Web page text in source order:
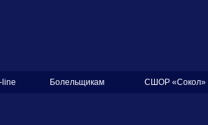
line Болельщикам СШОР «Сокол»